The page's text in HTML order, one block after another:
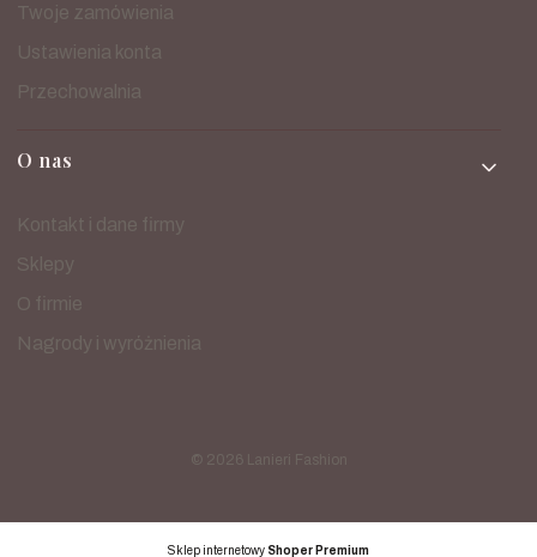
Twoje zamówienia
Ustawienia konta
Przechowalnia
O nas
Kontakt i dane firmy
Sklepy
O firmie
Nagrody i wyróżnienia
© 2026 Lanieri Fashion
Sklep internetowy Shoper Premium